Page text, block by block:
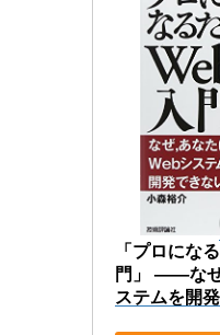
「プロにな
門」 ――な
ステムを開